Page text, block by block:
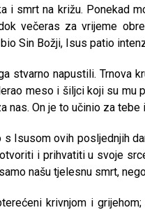
i smrt na križu. Ponekad
večeras za vrijeme
Sin Božji, Isus patio
stvarno napustili. Trnova
meso i šiljci koji su mu
nas. On je to učinio za tebe
s Isusom ovih posljednjih
i prihvatiti u svoje
našu tjelesnu smrt,
krivnjom i